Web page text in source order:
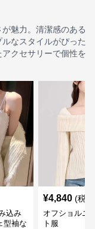
魅力。清潔感のある
なスタイルがぴった
クセサリーで個性を
込み
型袖な
¥4,840 (税
オフショルニ
ト服